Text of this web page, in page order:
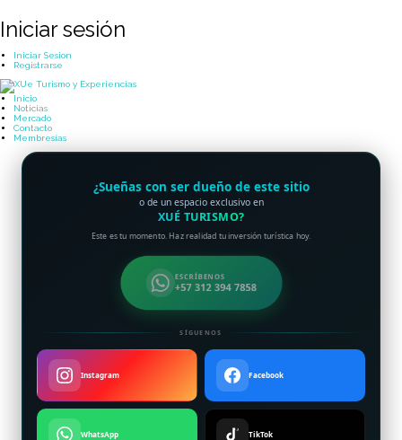
Iniciar sesión
Iniciar Sesion
Registrarse
Inicio
Noticias
Mercado
Contacto
Membresías
¿Sueñas con ser dueño de este sitio
o de un espacio exclusivo en
XUÉ TURISMO?
Este es tu momento. Haz realidad tu inversión turística hoy.
ESCRÍBENOS
+57 312 394 7858
SÍGUENOS
Instagram Facebook
WhatsApp TikTok